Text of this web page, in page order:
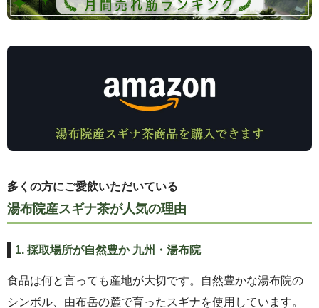
多くの方にご愛飲いただいている
湯布院産スギナ茶が人気の理由
1. 採取場所が自然豊か 九州・湯布院
食品は何と言っても産地が大切です。自然豊かな湯布院の
シンボル、由布岳の麓で育ったスギナを使用しています。